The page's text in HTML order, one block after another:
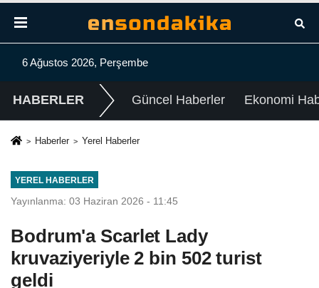
6 Ağustos 2026, Perşembe
HABERLER Güncel Haberler Ekonomi
Haberler Yerel Haberler
YEREL HABERLER
Yayınlanma: 03 Haziran 2026 - 11:45
Bodrum'a Scarlet Lady
kruvaziyeriyle 2 bin 502 turist
geldi